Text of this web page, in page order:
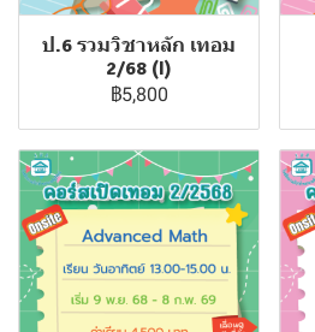
ป.6 รวมวิชาหลัก เทอม
2/68 (I)
฿5,800